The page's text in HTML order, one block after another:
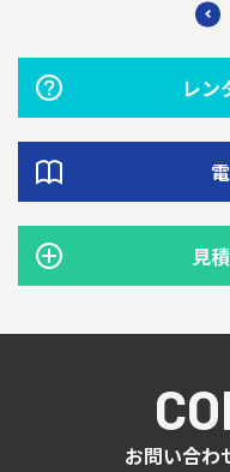
レン
見
お問い合わ